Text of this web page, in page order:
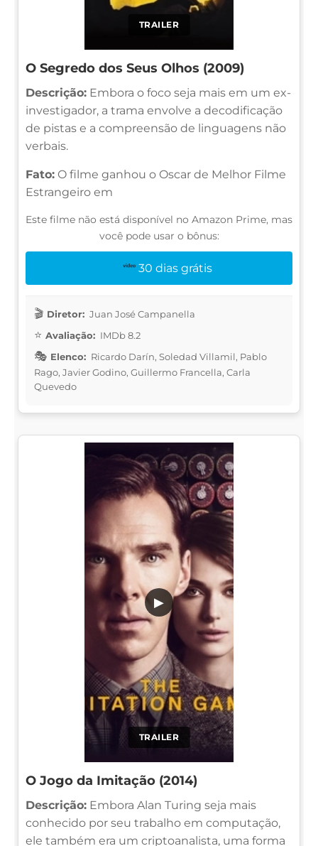
TRAILER
O Segredo dos Seus Olhos (2009)
Descrição: Embora o foco seja mais em um ex-
investigador, a trama envolve a decodificação
de pistas e a compreensão de linguagens não
verbais.
Fato: O filme ganhou o Oscar de Melhor Filme
Estrangeiro em
Este filme não está disponível no Amazon Prime, mas
você pode usar o bônus:
30 dias grátis
Diretor: Juan José Campanella
Avaliação: IMDb 8.2
Elenco: Ricardo Darín, Soledad Villamil, Pablo
Rago, Javier Godino, Guillermo Francella, Carla
Quevedo
TRAILER
▶
O Jogo da Imitação (2014)
Descrição: Embora Alan Turing seja mais
conhecido por seu trabalho em computação,
ele também era um criptoanalista, uma forma